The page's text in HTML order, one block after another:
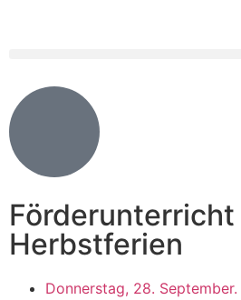
Förderunterricht
Herbstferien
Donnerstag, 28.